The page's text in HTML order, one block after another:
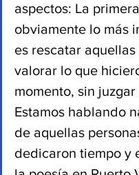
aspectos: La
obviamente lo más
es rescatar
valorar lo que
momento, sin
Estamos hablando
de aquellas
dedicaron tiempo y